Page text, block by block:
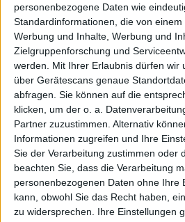
personenbezogene Daten wie
Standardinformationen, die von
Werbung und Inhalte, Werbung und
Zielgruppenforschung und
werden.
Mit Ihrer Erlaubnis dürfen wir
über Gerätescans genaue
abfragen. Sie können auf die
klicken, um der o. a.
Partner zuzustimmen. Alternativ
Informationen zugreifen und Ihre
Sie der Verarbeitung zustimmen oder
beachten Sie, dass die Verarbeitung
personenbezogenen Daten ohne Ihre
kann, obwohl Sie das Recht haben,
zu widersprechen. Ihre Einstellungen
Auf DESMONDO findet Ihr
individuelles, gemütliches und
die aktuellsten
neuesten Smart Home Systemen.
Rechtliches
Impressum
Datenschutz
Sitemap